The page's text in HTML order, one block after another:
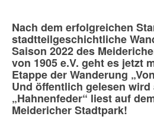
Nach dem erfolgreichen
stadtteilgeschichtliche
Saison 2022 des
von 1905 e.V. geht es jetzt
Etappe der Wanderung
Und öffentlich gelesen
„Hahnenfeder“ liest auf
Meidericher Stadtpark!